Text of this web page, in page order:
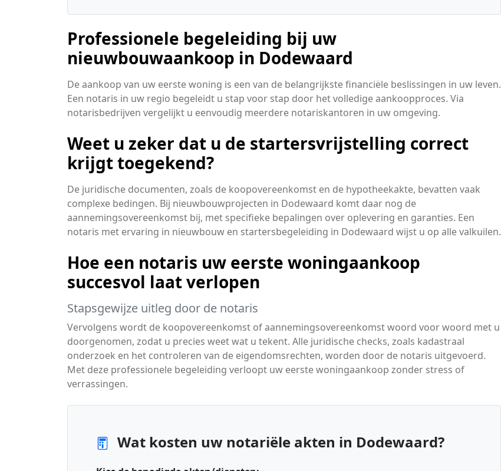
Professionele begeleiding bij uw
nieuwbouwaankoop in Dodewaard
De aankoop van uw eerste woning is een van de belangrijkste financiële beslissingen in uw leven.
Een notaris in uw regio begeleidt u stap voor stap door het volledige aankoopproces. Via
notarisbedrijven vergelijkt u eenvoudig meerdere notariskantoren in uw omgeving.
Weet u zeker dat u de startersvrijstelling correct
krijgt toegekend?
De juridische documenten, zoals de koopovereenkomst en de hypotheekakte, bevatten vaak
complexe bedingen. Bij nieuwbouwprojecten in Dodewaard komt daar nog de
aannemingsovereenkomst bij, met specifieke bepalingen over oplevering en garanties. Een
notaris met ervaring in nieuwbouw en startersbegeleiding in Dodewaard wijst u op alle valkuilen.
Hoe een notaris uw eerste woningaankoop
succesvol laat verlopen
Stapsgewijze uitleg door de notaris
Vervolgens wordt de koopovereenkomst of aannemingsovereenkomst woord voor woord met u
doorgenomen, zodat u precies weet wat u tekent. Alle juridische checks, zoals kadastraal
onderzoek en het controleren van de eigendomsrechten, worden door de notaris uitgevoerd.
Met deze professionele begeleiding verloopt uw eerste woningaankoop zonder stress of
verrassingen.
Wat kosten uw notariële akten in Dodewaard?